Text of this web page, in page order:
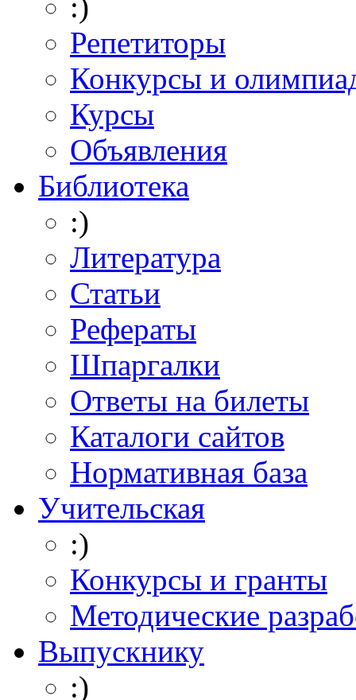
Репетиторы
Конкурсы и
Курсы
Объявления
Библиотека
:)
Литература
Статьи
Рефераты
Шпаргалки
Ответы на билеты
Каталоги сайтов
Нормативная база
Учительская
:)
Конкурсы и гранты
Методические
Выпускнику
:)